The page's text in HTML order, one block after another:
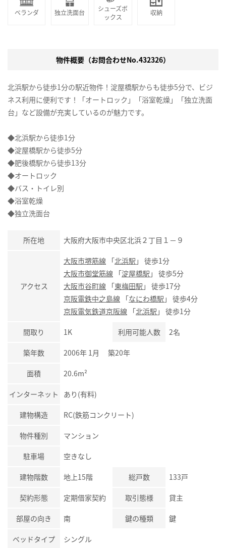
ベランダ 独立洗面台
シューズボ
ックス
収納
物件概要（お問合わせNo.432326）
北浜駅から徒歩1分の駅近物件！淀屋橋駅からも徒歩5分で、ビジ
ネス利用に便利です！「オートロック」「浴室乾燥」「独立洗面
台」など設備が充実しているのが魅力です。
◆北浜駅から徒歩1分
◆淀屋橋駅から徒歩5分
◆肥後橋駅から徒歩13分
◆オートロック
◆バス・トイレ別
◆浴室乾燥
◆独立洗面台
所在地 大阪府大阪市中央区北浜２丁目１－９
アクセス
大阪市堺筋線 「北浜駅 」 徒歩1分
大阪市御堂筋線 「淀屋橋駅 」 徒歩5分
大阪市谷町線 「東梅田駅 」 徒歩17分
京阪電鉄中之島線 「なにわ橋駅 」 徒歩4分
京阪電気鉄道京阪線 「北浜駅 」 徒歩1分
間取り 1K 利用可能人数 2名
築年数 2006年 1月 築20年
面積 20.6m²
インターネット あり(有料)
建物構造 RC(鉄筋コンクリート)
物件種別 マンション
駐車場 空きなし
建物階数 地上15階 総戸数 133戸
契約形態 定期借家契約 取引態様 貸主
部屋の向き 南 鍵の種類 鍵
ベッドタイプ シングル